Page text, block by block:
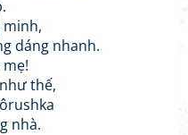
dáng nhanh.
thế,
nhà.